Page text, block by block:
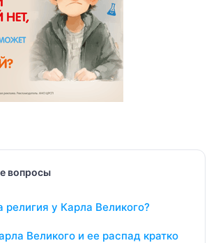
вопросы
религия у Карла Великого?
Великого и ее распад кратко